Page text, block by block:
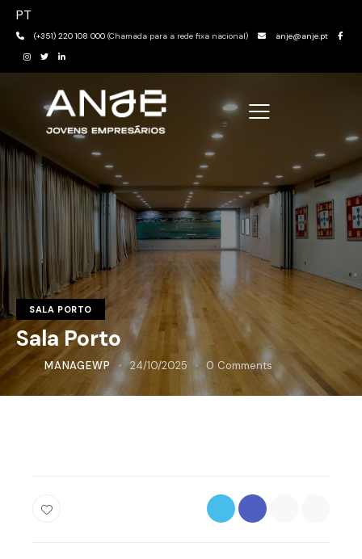
PT
(+351) 220 108 000 (Chamada para a rede fixa nacional) anje@anje.pt
SALA PORTO
Sala Porto
MANAGEWP 24/10/2025 0 Comments